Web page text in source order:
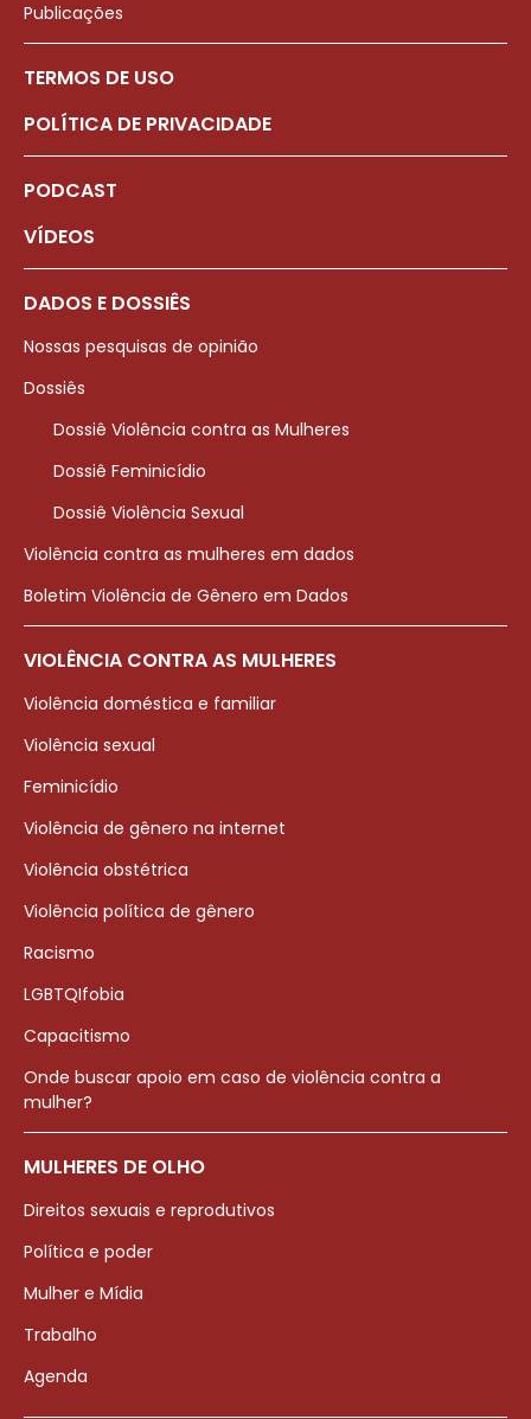
Publicações
TERMOS DE USO
POLÍTICA DE PRIVACIDADE
PODCAST
VÍDEOS
DADOS E DOSSIÊS
Nossas pesquisas de opinião
Dossiês
Dossiê Violência contra as Mulheres
Dossiê Feminicídio
Dossiê Violência Sexual
Violência contra as mulheres em dados
Boletim Violência de Gênero em Dados
VIOLÊNCIA CONTRA AS MULHERES
Violência doméstica e familiar
Violência sexual
Feminicídio
Violência de gênero na internet
Violência obstétrica
Violência política de gênero
Racismo
LGBTQIfobia
Capacitismo
Onde buscar apoio em caso de violência contra a
mulher?
MULHERES DE OLHO
Direitos sexuais e reprodutivos
Política e poder
Mulher e Mídia
Trabalho
Agenda